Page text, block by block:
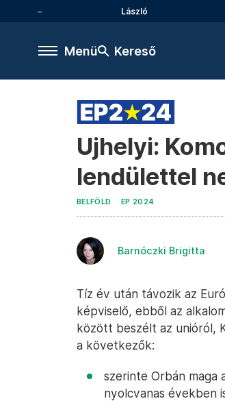
László
Menü Kereső
Ujhelyi:
lendülettel
BELFÖLD EP 2024
Barnóczki Brigitta
Tíz év után távozik az
képviselő, ebből az
között beszélt az unióról,
a következők:
szerinte Orbán maga
nyolcvanas években